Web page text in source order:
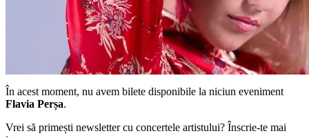
În acest moment, nu avem bilete disponibile la niciun eveniment
Flavia Perșa.
Vrei să primești newsletter cu concertele artistului? Înscrie-te mai